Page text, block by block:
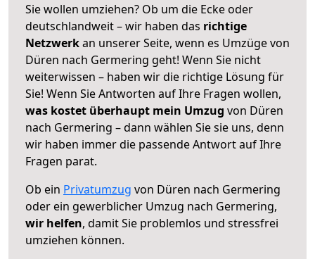
Sie wollen umziehen? Ob um die Ecke oder
deutschlandweit – wir haben das richtige
Netzwerkan unserer Seite, wenn es Umzüge von
Düren nach Germering geht! Wenn Sie nicht
weiterwissen – haben wir die richtige Lösung für
Sie! Wenn Sie Antworten auf Ihre Fragen wollen,
was kostet überhaupt mein Umzug von Düren
nach Germering – dann wählen Sie sie uns, denn
wir haben immer die passende Antwort auf Ihre
Fragen parat.
Ob ein Privatumzug von Düren nach Germering
oder ein gewerblicher Umzug nach Germering,
wir helfen, damit Sie problemlos und stressfrei
umziehen können.